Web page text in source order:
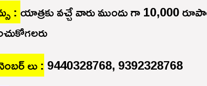
:యాత్రకు వచ్చే వారు ముందు గా 10,000
లు :9440328768, 9392328768